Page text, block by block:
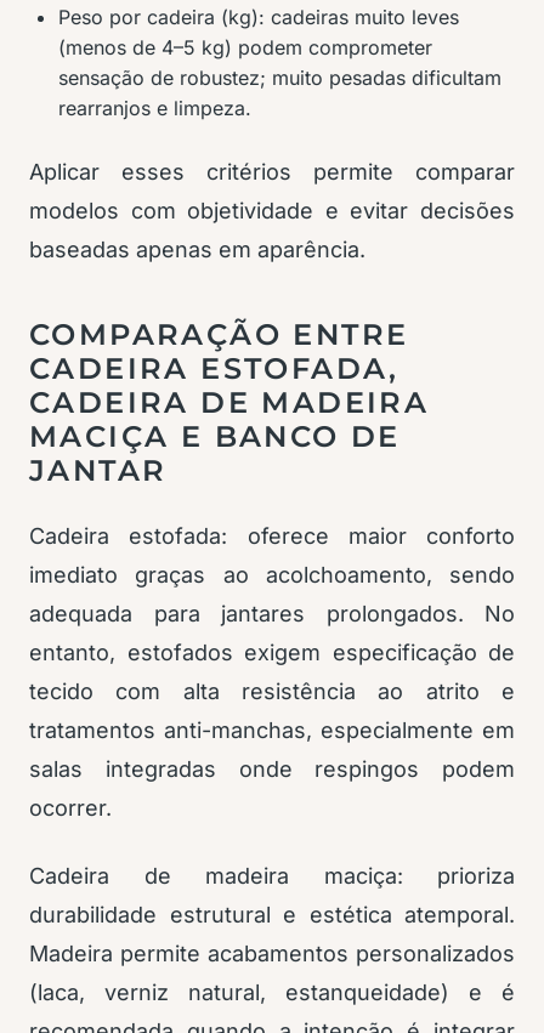
Peso por cadeira (kg): cadeiras muito leves
(menos de 4–5 kg) podem comprometer
sensação de robustez; muito pesadas dificultam
rearranjos e limpeza.
Aplicar esses critérios permite comparar
modelos com objetividade e evitar decisões
baseadas apenas em aparência.
COMPARAÇÃO ENTRE
CADEIRA ESTOFADA,
CADEIRA DE MADEIRA
MACIÇA E BANCO DE
JANTAR
Cadeira estofada: oferece maior conforto
imediato graças ao acolchoamento, sendo
adequada para jantares prolongados. No
entanto, estofados exigem especificação de
tecido com alta resistência ao atrito e
tratamentos anti-manchas, especialmente em
salas integradas onde respingos podem
ocorrer.
Cadeira de madeira maciça: prioriza
durabilidade estrutural e estética atemporal.
Madeira permite acabamentos personalizados
(laca, verniz natural, estanqueidade) e é